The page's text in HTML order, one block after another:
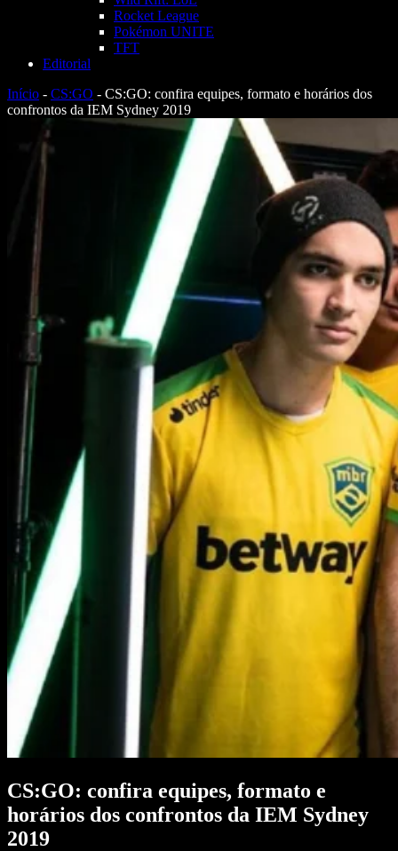
Rocket League
Pokémon UNITE
TFT
Editorial
Início - CS:GO - CS:GO: confira equipes, formato e horários dos
confrontos da IEM Sydney 2019
CS:GO: confira equipes, formato e
horários dos confrontos da IEM Sydney
2019